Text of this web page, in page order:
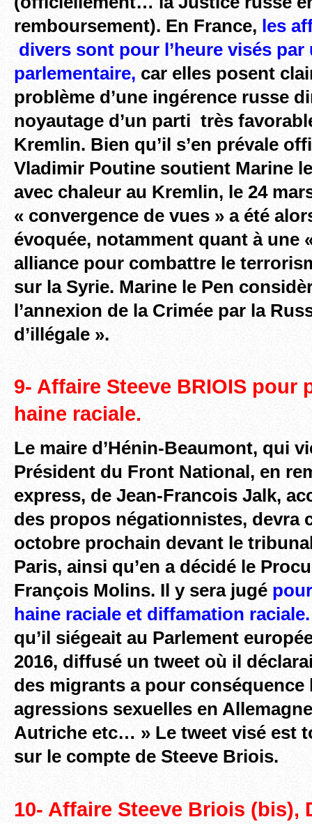
remboursement). En France, les
divers sont pour l’heure visés par
parlementaire, car elles posent
problème d’une ingérence russe
noyautage d’un parti très
Kremlin. Bien qu’il s’en prévale
Vladimir Poutine soutient Marine
avec chaleur au Kremlin, le 24
« convergence de vues » a été
évoquée, notamment quant à une
alliance pour combattre le
sur la Syrie. Marine le Pen
l’annexion de la Crimée par la
d’illégale ».
9- Affaire Steeve BRIOIS pour
haine raciale.
Le maire d’Hénin-Beaumont, qui
Président du Front National, en
express, de Jean-Francois Jalk,
des propos négationnistes, devra
octobre prochain devant le
Paris, ainsi qu’en a décidé le
François Molins. Il y sera jugé
haine raciale et diffamation raciale.
qu’il siégeait au Parlement
2016, diffusé un tweet où il
des migrants a pour conséquence
agressions sexuelles en
Autriche etc… » Le tweet visé est
sur le compte de Steeve Briois.
10- Affaire Steeve Briois (bis),